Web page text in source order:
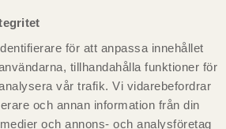
för att anpassa innehållet
tillhandahålla funktioner för
vår trafik. Vi vidarebefordrar
och annan information från din
och annons- och analysföretag